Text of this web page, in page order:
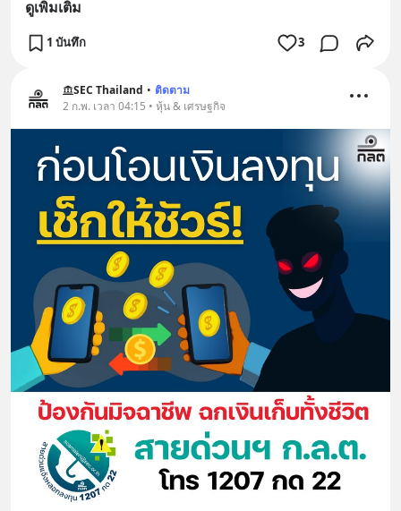
ดูเพิ่มเติม
1 บันทึก 3
SEC Thailand • ติดตาม
2 ก.พ. เวลา 04:15 • หุ้น & เศรษฐกิจ